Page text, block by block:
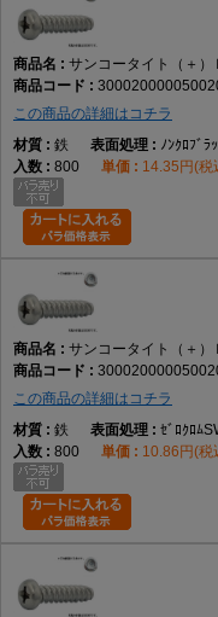
サンコータイト（＋）
この商品の詳細はコチラ
鉄
ﾉﾝｸﾛﾌﾞﾗ
800
14.35円(税
サンコータイト（＋）
この商品の詳細はコチラ
鉄
ｾﾞﾛｸﾛﾑ
800
10.86円(税